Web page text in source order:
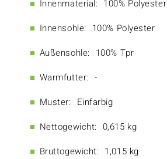
Innenmaterial: 100% Polyester
Innensohle: 100% Polyester
Außensohle: 100% Tpr
Warmfutter: -
Muster: Einfarbig
Nettogewicht: 0,615 kg
Bruttogewicht: 1,015 kg